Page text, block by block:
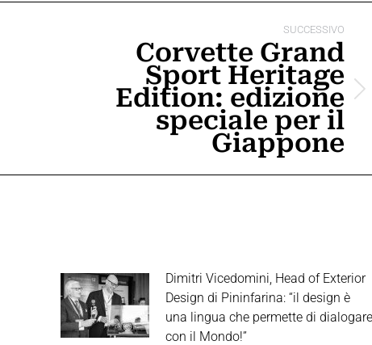
SUCCESSIVO
Corvette Grand
Sport Heritage
Edition: edizione
speciale per il
Giappone
Dimitri Vicedomini, Head of Exterior
Design di Pininfarina: “il design è
una lingua che permette di dialogare
con il Mondo!”